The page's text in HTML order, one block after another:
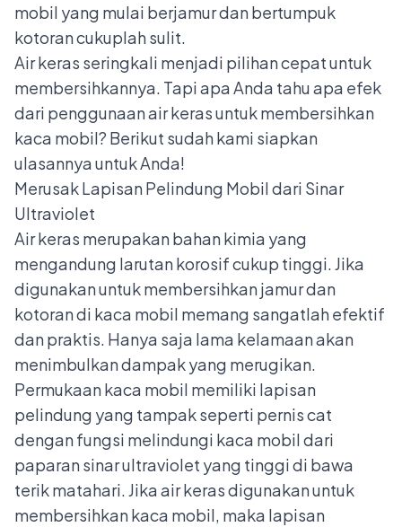
mobil yang mulai berjamur dan bertumpuk
kotoran cukuplah sulit.
Air keras seringkali menjadi pilihan cepat untuk
membersihkannya. Tapi apa Anda tahu apa efek
dari penggunaan air keras untuk membersihkan
kaca mobil? Berikut sudah kami siapkan
ulasannya untuk Anda!
Merusak Lapisan Pelindung Mobil dari Sinar
Ultraviolet
Air keras merupakan bahan kimia yang
mengandung larutan korosif cukup tinggi. Jika
digunakan untuk membersihkan jamur dan
kotoran di kaca mobil memang sangatlah efektif
dan praktis. Hanya saja lama kelamaan akan
menimbulkan dampak yang merugikan.
Permukaan kaca mobil memiliki lapisan
pelindung yang tampak seperti pernis cat
dengan fungsi melindungi kaca mobil dari
paparan sinar ultraviolet yang tinggi di bawa
terik matahari. Jika air keras digunakan untuk
membersihkan kaca mobil, maka lapisan